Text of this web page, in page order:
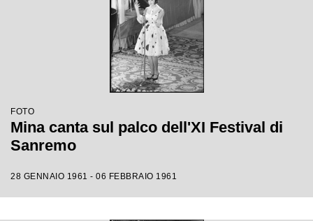
FOTO
Mina canta sul palco dell'XI Festival di
Sanremo
28 GENNAIO 1961 - 06 FEBBRAIO 1961